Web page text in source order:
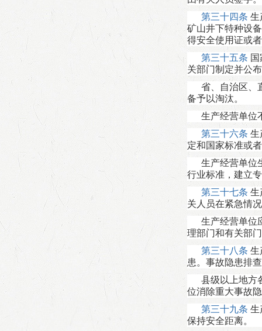
第三十四条 生
矿山井下特种设
得安全使用证或
第三十五条
关部门制定并公
省、自治区、
备予以淘汰。
生产经营单位
第三十六条 生
定和国家标准或
生产经营单位
行业标准，建立
第三十七条 生
关人员在紧急情
生产经营单位
理部门和有关部
第三十八条 生
患。事故隐患排
县级以上地方
位消除重大事故
第三十九条 生
保持安全距离。